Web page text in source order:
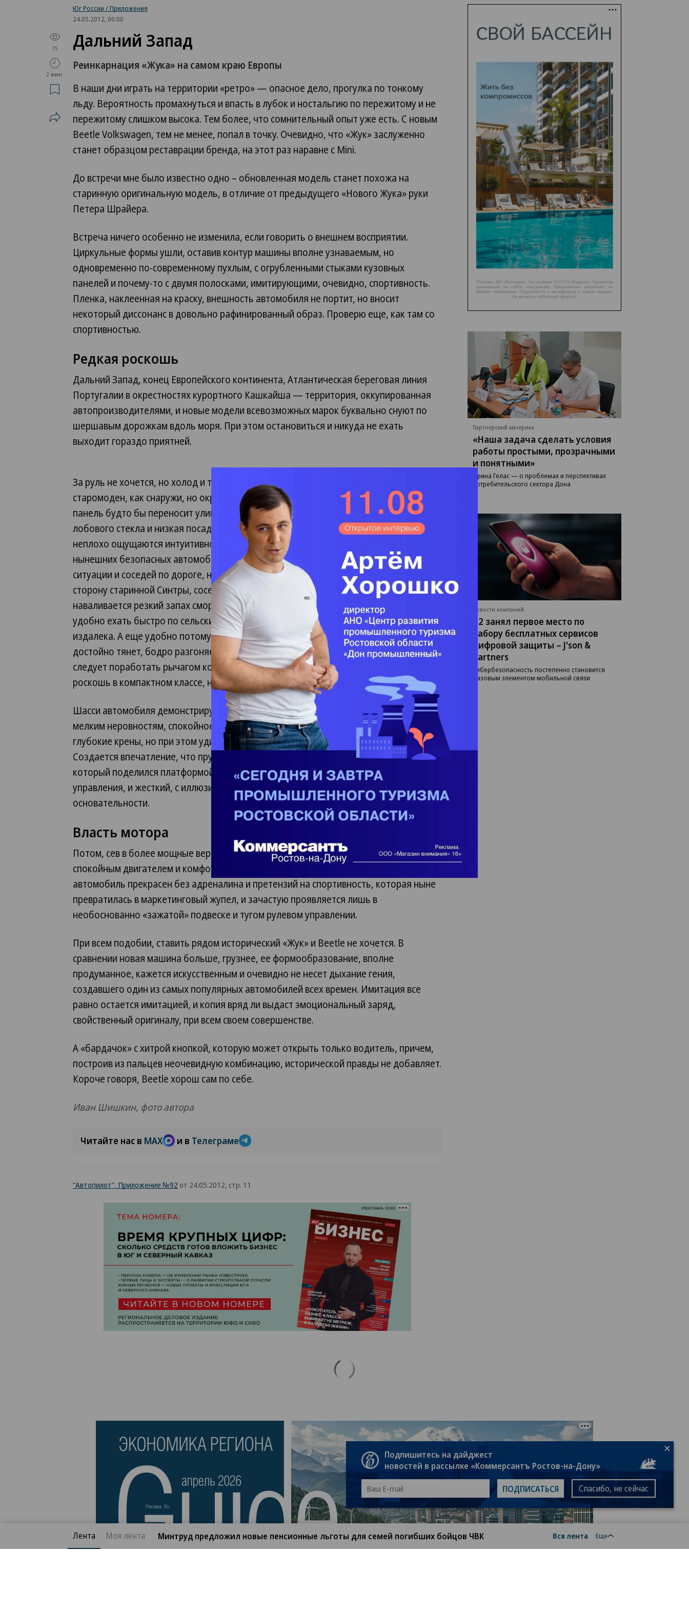
Юг России / Приложения
24.05.2012, 00:00
15
2 мин.
Дальний Запад
Реинкарнация «Жука» на самом краю Европы
В наши дни играть на территории «ретро» — опасное дело, прогулка по тонкому
льду. Вероятность промахнуться и впасть в лубок и ностальгию по пережитому и не
пережитому слишком высока. Тем более, что сомнительный опыт уже есть. C новым
Beetle Volkswagen, тем не менее, попал в точку. Очевидно, что «Жук» заслуженно
станет образцом реставрации бренда, на этот раз наравне с Mini.
До встречи мне было известно одно – обновленная модель станет похожа на
старинную оригинальную модель, в отличие от предыдущего «Нового Жука» руки
Петера Шрайера.
Встреча ничего особенно не изменила, если говорить о внешнем восприятии.
Циркульные формы ушли, оставив контур машины вполне узнаваемым, но
одновременно по-современному пухлым, с огрубленными стыками кузовных
панелей и почему-то с двумя полосками, имитирующими, очевидно, спортивность.
Пленка, наклеенная на краску, внешность автомобиля не портит, но вносит
некоторый диссонанс в довольно рафинированный образ. Проверю еще, как там со
спортивностью.
Редкая роскошь
Дальний Запад, конец Европейского континента, Атлантическая береговая линия
Португалии в окрестностях курортного Кашкайша — территория, оккупированная
автопроизводителями, и новые модели всевозможных марок буквально снуют по
шершавым дорожкам вдоль моря. При этом остановиться и никуда не ехать
выходит гораздо приятней.
За руль не хочется, но холод и темнота — не мой выбор. Beetle внутри не так
старомоден, как снаружи, но окрашенная в цвет кузова небесно-голубая передняя
панель будто бы переносит улицу и синее небо в салон машины. Сильный наклон
лобового стекла и низкая посадка лишают шанса увидеть капот, но габариты
неплохо ощущаются интуитивно. Высокая поясная линия, характерная для
нынешних безопасных автомобилей, несколько отстраняет водителя от уличной
ситуации и соседей по дороге, но на двухполосной горной дорожке, уходящей в
сторону старинной Синтры, соседей просто нет. Сквозь открытое окно волнами
наваливается резкий запах смородины — распускаются почки. В поздних сумерках
удобно ехать быстро по сельским улицам. Фары встречной машины всегда видны
издалека. А еще удобно потому, что самый маленький мотор в гамме, 1,2 турбо,
достойно тянет, бодро разгоняет машину, разве только приходится иногда как
следует поработать рычагом коробки передач. Плавная и быстрая езда – редкая
роскошь в компактном классе, но особенности «Жука» на этом не заканчиваются.
Шасси автомобиля демонстрирует прямо-таки ретро-управляемость. Равнодушие к
мелким неровностям, спокойное преодоление «лежачих полицейских», довольно
глубокие крены, но при этом удивительно точное следование заданной траектории.
Создается впечатление, что пружины в подвеске несколько мягче, чем у Golf,
который поделился платформой с новым «Новым Жуком». Оттуда и органы
управления, и жесткий, с иллюзией мягкого, пластик, и общее ощущение качества и
основательности.
Власть мотора
Потом, сев в более мощные версии, я окончательно убедился, что Beetle с самым
спокойным двигателем и комфортным шасси особенно гармоничен. Этот
автомобиль прекрасен без адреналина и претензий на спортивность, которая ныне
превратилась в маркетинговый жупел, и зачастую проявляется лишь в
необоснованно «зажатой» подвеске и тугом рулевом управлении.
При всем подобии, ставить рядом исторический «Жук» и Beetle не хочется. В
сравнении новая машина больше, грузнее, ее формообразование, вполне
продуманное, кажется искусственным и очевидно не несет дыхание гения,
создавшего один из самых популярных автомобилей всех времен. Имитация все
равно остается имитацией, и копия вряд ли выдаст эмоциональный заряд,
свойственный оригиналу, при всем своем совершенстве.
А «бардачок» с хитрой кнопкой, которую может открыть только водитель, причем,
построив из пальцев неочевидную комбинацию, исторической правды не добавляет.
Короче говоря, Beetle хорош сам по себе.
Иван Шишкин, фото автора
Читайте нас в MAX и в Телеграме
"Автопилот". Приложение №92 от 24.05.2012, стр. 11
Партнерский материал
«Наша задача сделать условия
работы простыми, прозрачными
и понятными»
Ирина Гелас — о проблемах и перспективах
потребительского сектора Дона
Новости компаний
Т2 занял первое место по
набору бесплатных сервисов
цифровой защиты – J'son &
Partners
Кибербезопасность постепенно становится
базовым элементом мобильной связи
Лента Моя лента Минтруд предложил новые пенсионные льготы для семей погибших бойцов ЧВК Вся лента Еще
Подпишитесь на дайджест
новостей в рассылке «Коммерсантъ Ростов-на-Дону»
ПОДПИСАТЬСЯ Спасибо, не сейчас